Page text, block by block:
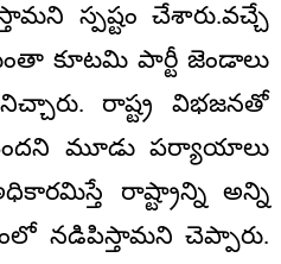
స్పష్టం చేశారు.వచ్చే
కూటమి పార్టీ జెండాలు
రాష్ట్ర విభజనతో
మూడు పర్యాయాలు
రాష్ట్రాన్ని అన్ని
నడిపిస్తామని చెప్పారు.